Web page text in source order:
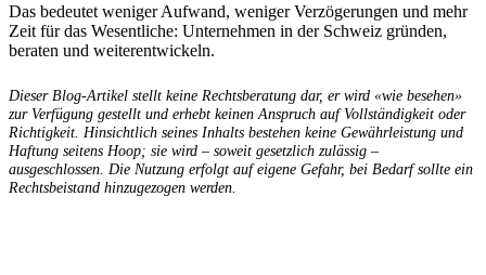
Das bedeutet weniger Aufwand, weniger Verzögerungen und mehr
Zeit für das Wesentliche: Unternehmen in der Schweiz gründen,
beraten und weiterentwickeln.
Dieser Blog-Artikel stellt keine Rechtsberatung dar, er wird «wie besehen»
zur Verfügung gestellt und erhebt keinen Anspruch auf Vollständigkeit oder
Richtigkeit. Hinsichtlich seines Inhalts bestehen keine Gewährleistung und
Haftung seitens Hoop; sie wird – soweit gesetzlich zulässig –
ausgeschlossen. Die Nutzung erfolgt auf eigene Gefahr, bei Bedarf sollte ein
Rechtsbeistand hinzugezogen werden.